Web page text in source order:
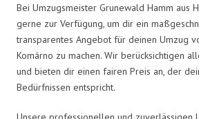
Bei Umzugsmeister Grunewald Hamm aus
gerne zur Verfügung, um dir ein
transparentes Angebot für deinen Umzug
Komárno zu machen. Wir berücksichtigen
und bieten dir einen fairen Preis an, der
Bedürfnissen entspricht.